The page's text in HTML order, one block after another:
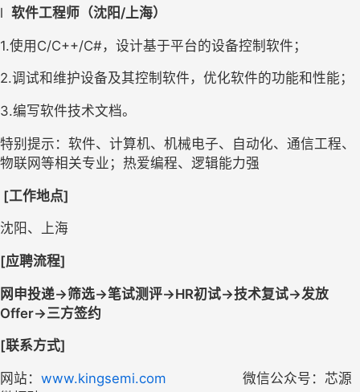
l 软件工程师（沈阳/上海）
1.使用C/C++/C#，设计基于平台的设备控制软件；
2.调试和维护设备及其控制软件，优化软件的功能和性能；
3.编写软件技术文档。
特别提示：软件、计算机、机械电子、自动化、通信工程、
物联网等相关专业；热爱编程、逻辑能力强
[工作地点]
沈阳、上海
[应聘流程]
网申投递->筛选->笔试测评->HR初试->技术复试->发放
Offer->三方签约
[联系方式]
网站： www.kingsemi.com
微信公众号：芯源